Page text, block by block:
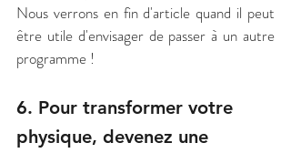
Nous verrons en fin d'article quand il peut
être utile d'envisager de passer à un autre
programme !
6. Pour transformer votre
physique, devenez une